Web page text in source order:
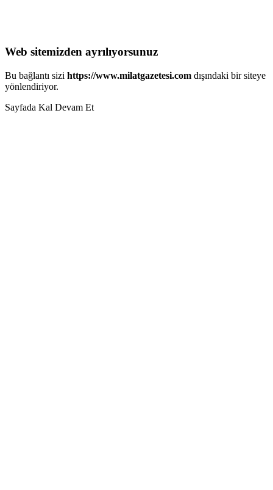
Web sitemizden ayrılıyorsunuz
Bu bağlantı sizi https://www.milatgazetesi.com dışındaki bir siteye
yönlendiriyor.
Sayfada Kal Devam Et